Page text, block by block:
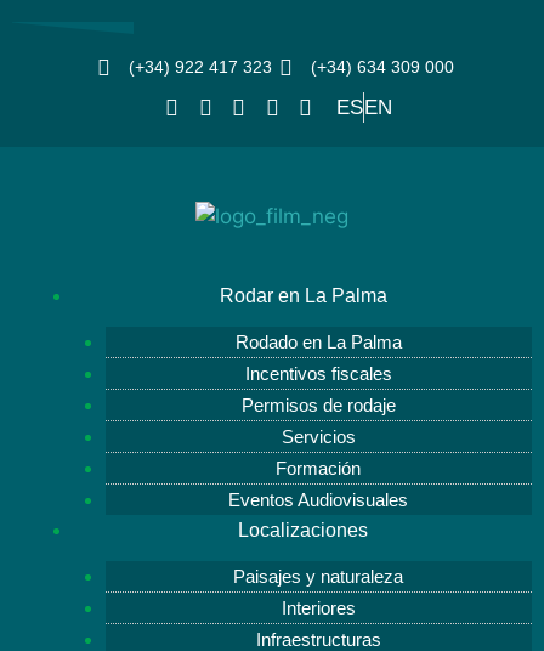
(+34) 922 417 323 (+34) 634 309 000
ESEN
Rodar en La Palma
Rodado en La Palma
Incentivos fiscales
Permisos de rodaje
Servicios
Formación
Eventos Audiovisuales
Localizaciones
Paisajes y naturaleza
Interiores
Infraestructuras